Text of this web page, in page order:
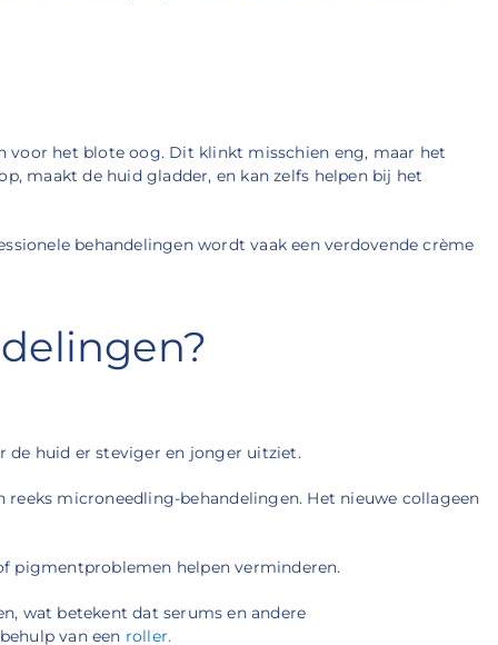
voor het blote oog. Dit klinkt misschien eng, maar het
maakt de huid gladder, en kan zelfs helpen bij het
behandelingen wordt vaak een verdovende crème
de huid er steviger en jonger uitziet.
microneedling-behandelingen. Het nieuwe collageen
pigmentproblemen helpen verminderen.
wat betekent dat serums en andere
van een roller.